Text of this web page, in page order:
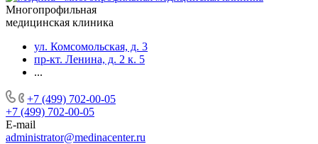
Многопрофильная
медицинская клиника
ул. Комсомольская, д. 3
пр-кт. Ленина, д. 2 к. 5
...
+7 (499) 702-00-05
+7 (499) 702-00-05
E-mail
administrator@medinacenter.ru